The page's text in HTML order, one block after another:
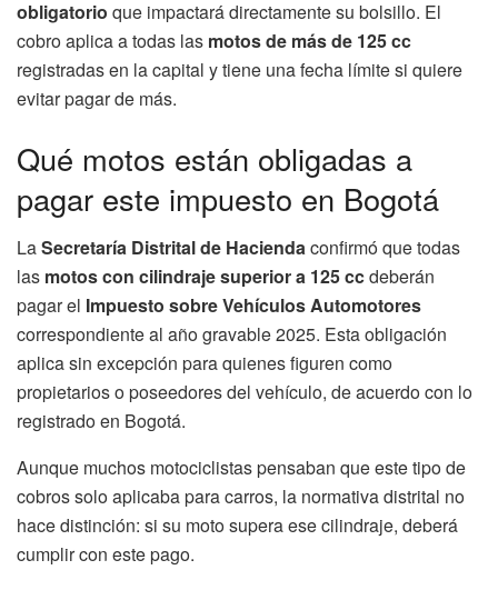
obligatorio que impactará directamente su bolsillo. El
cobro aplica a todas las motos de más de 125 cc
registradas en la capital y tiene una fecha límite si quiere
evitar pagar de más.
Qué motos están obligadas a
pagar este impuesto en Bogotá
LaSecretaría Distrital de Haciendaconfirmó que todas
las motos con cilindraje superior a 125 ccdeberán
pagar el Impuesto sobre Vehículos Automotores
correspondiente al año gravable 2025. Esta obligación
aplica sin excepción para quienes figuren como
propietarios o poseedores del vehículo, de acuerdo con lo
registrado en Bogotá.
Aunque muchos motociclistas pensaban que este tipo de
cobros solo aplicaba para carros, la normativa distrital no
hace distinción: si su moto supera ese cilindraje, deberá
cumplir con este pago.